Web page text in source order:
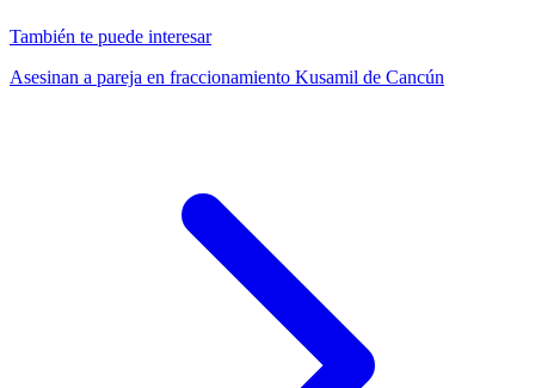
También te puede interesar
Asesinan a pareja en fraccionamiento Kusamil de Cancún